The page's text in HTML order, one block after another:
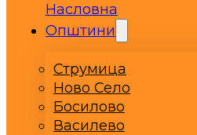
Насловна
Општини
Струмица
Ново Село
Босилово
Василево